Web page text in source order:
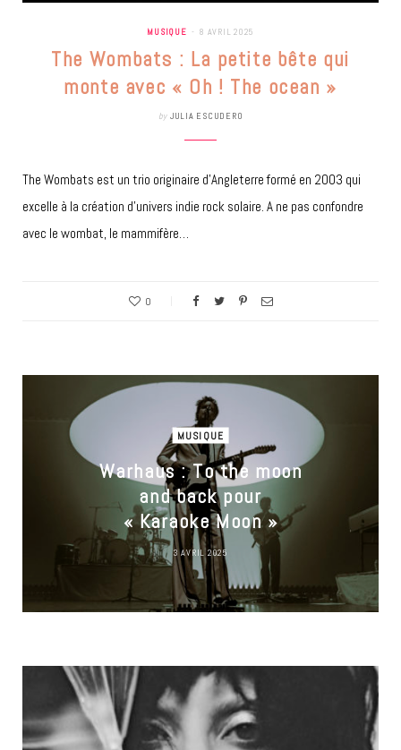
MUSIQUE 8 AVRIL 2025
The Wombats : La petite bête qui
monte avec « Oh ! The ocean »
by JULIA ESCUDERO
The Wombats est un trio originaire d’Angleterre formé en 2003 qui
excelle à la création d’univers indie rock solaire. A ne pas confondre
avec le wombat, le mammifère…
0
MUSIQUE
Warhaus : To the moon
and back pour
« Karaoke Moon »
3 AVRIL 2025